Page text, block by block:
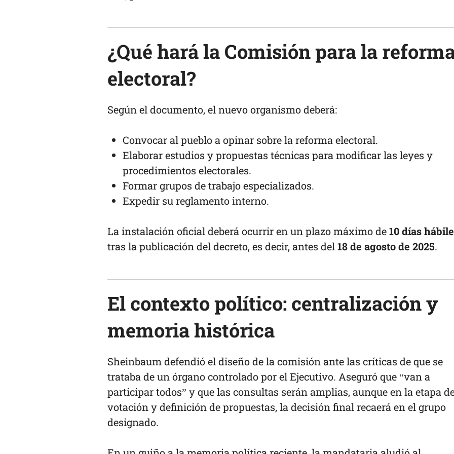
¿Qué hará la Comisión para la
electoral?
Según el documento, el nuevo organismo deberá:
Convocar al pueblo a opinar sobre la reforma electoral.
Elaborar estudios y propuestas técnicas para modificar las leyes y
procedimientos electorales.
Formar grupos de trabajo especializados.
Expedir su reglamento interno.
La instalación oficial deberá ocurrir en un plazo máximo de10 días
tras la publicación del decreto, es decir, antes del18 de agosto de 2025.
El contexto político: centralización y
memoria histórica
Sheinbaum defendió el diseño de la comisión ante las críticas de que se
trataba de un órgano controlado por el Ejecutivo. Aseguró que “van a
participar todos” y que las consultas serán amplias, aunque en la etapa
votación y definición de propuestas, la decisión final recaerá en el grupo
designado.